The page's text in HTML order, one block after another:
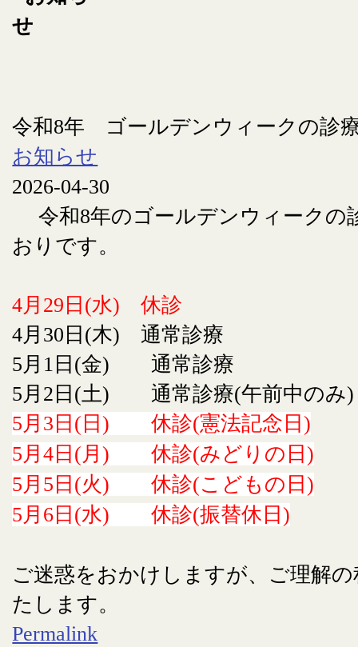
令和8年 ゴールデンウィークの診
お知らせ
2026-04-30
令和8年のゴールデンウィークの
おりです。
4月29日(水) 休診
4月30日(木) 通常診療
5月1日(金) 通常診療
5月2日(土) 通常診療(午前中のみ)
5月3日(日) 休診(憲法記念日)
5月4日(月) 休診(みどりの日)
5月5日(火) 休診(こどもの日)
5月6日(水) 休診(振替休日)
ご迷惑をおかけしますが、ご理解
たします。
Permalink